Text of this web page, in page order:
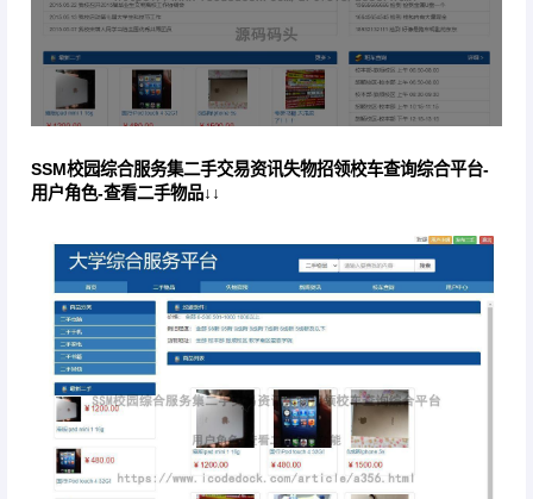
SSM校园综合服务集二手交易资讯失物招领校车查询综合平台-
用户角色-查看二手物品↓↓